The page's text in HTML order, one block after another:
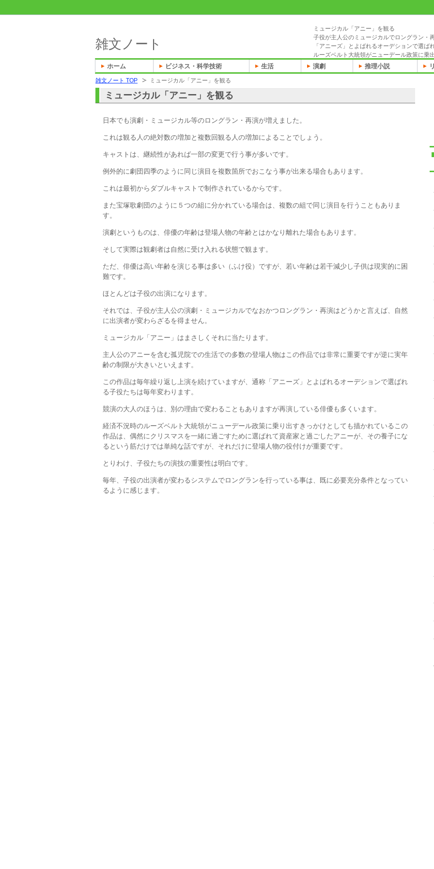
雑文ノート TOP ミュージカル「アニー」を観る
ミュージカル「アニー」を観る
日本でも演劇・ミュージカル等のロングラン・再演が増えました。
これは観る人の絶対数の増加と複数回観る人の増加によることでしょう。
キャストは、継続性があれば一部の変更で行う事が多いです。
例外的に劇団四季のように同じ演目を複数箇所でおこなう事が出来る場合もあります。
これは最初からダブルキャストで制作されているからです。
また宝塚歌劇団のように５つの組に分かれている場合は、複数の組で同じ演目を行うこともありま
す。
演劇というものは、俳優の年齢は登場人物の年齢とはかなり離れた場合もあります。
そして実際は観劇者は自然に受け入れる状態で観ます。
ただ、俳優は高い年齢を演じる事は多い（ふけ役）ですが、若い年齢は若干減少し子供は現実的に困
難です。
ほとんどは子役の出演になります。
それでは、子役が主人公の演劇・ミュージカルでなおかつロングラン・再演はどうかと言えば、自然
に出演者が変わらざるを得ません。
ミュージカル「アニー」はまさしくそれに当たります。
主人公のアニーを含む孤児院での生活での多数の登場人物はこの作品では非常に重要ですが逆に実年
齢の制限が大きいといえます。
この作品は毎年繰り返し上演を続けていますが、通称「アニーズ」とよばれるオーデションで選ばれ
る子役たちは毎年変わります。
競演の大人のほうは、別の理由で変わることもありますが再演している俳優も多くいます。
経済不況時のルーズベルト大統領がニューデール政策に乗り出すきっかけとしても描かれているこの
作品は、偶然にクリスマスを一緒に過ごすために選ばれて資産家と過ごしたアニーが、その養子にな
るという筋だけでは単純な話ですが、それだけに登場人物の役付けが重要です。
とりわけ、子役たちの演技の重要性は明白です。
毎年、子役の出演者が変わるシステムでロングランを行っている事は、既に必要充分条件となってい
るように感じます。
雑文ノート
ミュージカル「アニー」を観る
子役が主人公のミュージカルでロングラン・
「アニーズ」とよばれるオーデションで選ば
ルーズベルト大統領がニューデール政策に乗
ホーム ビジネス・科学技術 生活 演劇 推理小説